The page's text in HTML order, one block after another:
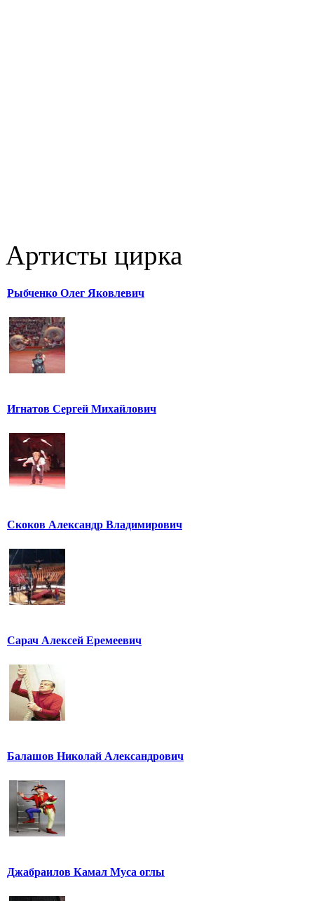
Артисты цирка
Рыбченко Олег Яковлевич
Игнатов Сергей Михайлович
Скоков Александр Владимирович
Сарач Алексей Еремеевич
Балашов Николай Александрович
Джабраилов Камал Муса оглы